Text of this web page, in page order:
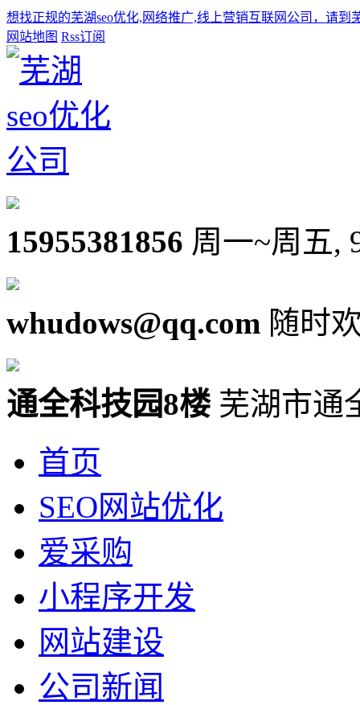
想找正规的芜湖seo优化,网络推广,线上营销互联网公司，请到
网站地图 Rss订阅
15955381856 周一~周五,
whudows@qq.com 随时
通全科技园8楼 芜湖市通
首页
SEO网站优化
爱采购
小程序开发
网站建设
公司新闻